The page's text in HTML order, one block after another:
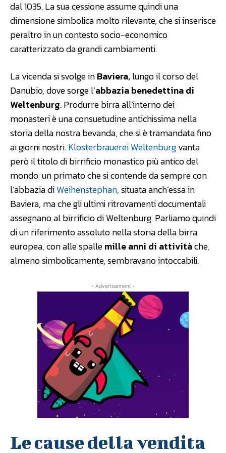
dal 1035. La sua cessione assume quindi una
dimensione simbolica molto rilevante, che si inserisce
peraltro in un contesto socio-economico
caratterizzato da grandi cambiamenti.
La vicenda si svolge inBaviera,lungo il corso del
Danubio, dove sorge l’abbazia benedettina di
Weltenburg. Produrre birra all’interno dei
monasteri è una consuetudine antichissima nella
storia della nostra bevanda, che si è tramandata fino
ai giorni nostri.Klosterbrauerei Weltenburgvanta
però il titolo di birrificio monastico più antico del
mondo: un primato che si contende da sempre con
l’abbazia diWeihenstephan, situata anch’essa in
Baviera, ma che gli ultimi ritrovamenti documentali
assegnano al birrificio di Weltenburg. Parliamo quindi
di un riferimento assoluto nella storia della birra
europea, con alle spallemille anni di attivitàche,
almeno simbolicamente, sembravano intoccabili.
- Advertisement -
Le cause della vendita